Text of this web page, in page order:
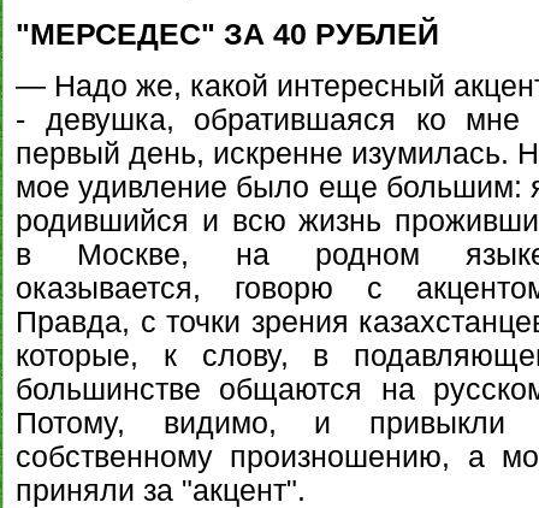
"МЕРСЕДЕС" ЗА 40 РУБЛЕЙ
— Надо же, какой интересный
- девушка, обратившаяся ко мне
первый день, искренне изумилась.
мое удивление было еще большим:
родившийся и всю жизнь
в Москве, на родном
оказывается, говорю с
Правда, с точки зрения
которые, к слову, в
большинстве общаются на
Потому, видимо, и привыкли
собственному произношению, а
приняли за "акцент".